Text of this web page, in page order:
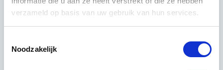
verzameld op basis van uw gebruik van hun services.
Noodzakelijk
verschillende onderhoudsschema's nodig. Leren
stoelen kunnen iets langer tussen reinigingen, terwijl
lichte stoffen bekleding sneller vuil toont en vaker